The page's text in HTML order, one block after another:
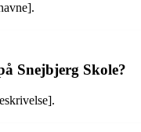
Snejbjerg Skole?